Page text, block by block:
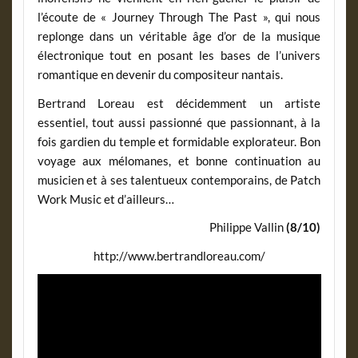
l’écoute de « Journey Through The Past », qui nous
replonge dans un véritable âge d’or de la musique
électronique tout en posant les bases de l’univers
romantique en devenir du compositeur nantais.
Bertrand Loreau est décidemment un artiste
essentiel, tout aussi passionné que passionnant, à la
fois gardien du temple et formidable explorateur. Bon
voyage aux mélomanes, et bonne continuation au
musicien et à ses talentueux contemporains, de Patch
Work Music et d’ailleurs…
Philippe Vallin(8/10)
http://www.bertrandloreau.com/